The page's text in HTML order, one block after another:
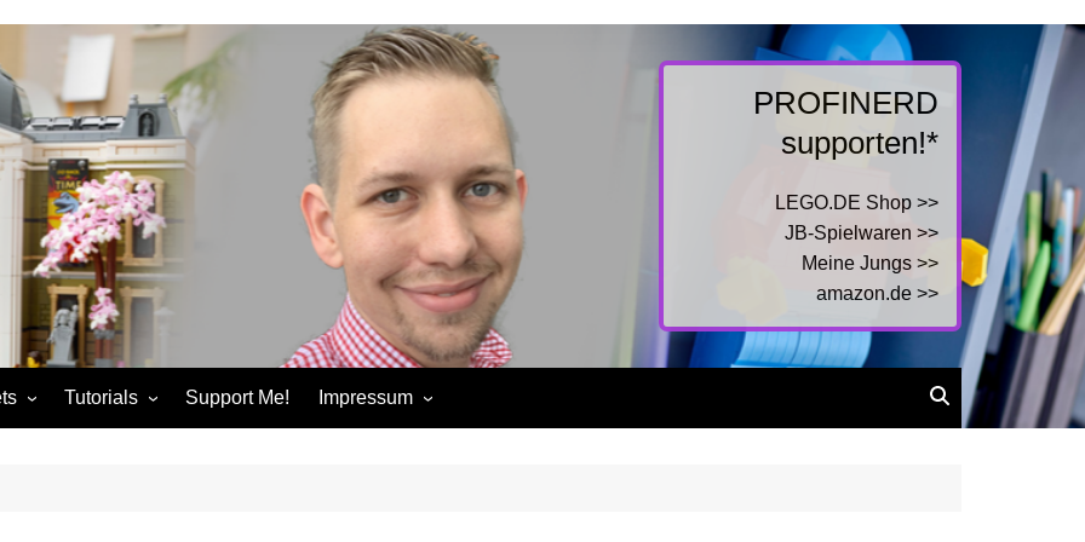
PROFINERD
supporten!*
LEGO.DE Shop >>
JB-Spielwaren >>
Meine Jungs >>
amazon.de >>
Tutorials Support Me! Impressum